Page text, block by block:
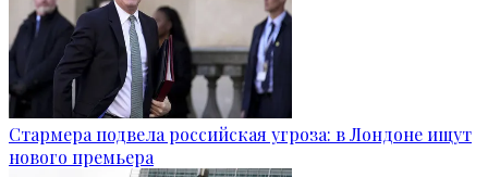
Стармера подвела российская угроза: в Лондоне ищут
нового премьера